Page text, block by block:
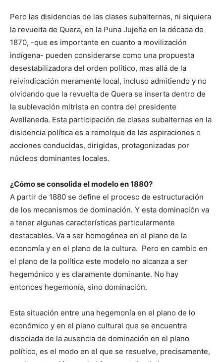
Pero las disidencias de las clases subalternas, ni siquiera
la revuelta de Quera, en la Puna Jujeña en la década de
1870, -que es importante en cuanto a movilización
indígena- pueden considerarse como una propuesta
desestabilizadora del orden político, mas allá de la
reivindicación meramente local, incluso admitiendo y no
olvidando que la revuelta de Quera se inserta dentro de
la sublevación mitrista en contra del presidente
Avellaneda. Esta participación de clases subalternas en la
disidencia política es a remolque de las aspiraciones o
acciones conducidas, dirigidas, protagonizadas por
núcleos dominantes locales.
¿Cómo se consolida el modelo en 1880?
A partir de 1880 se define el proceso de estructuración
de los mecanismos de dominación. Y esta dominación va
a tener algunas características particularmente
destacables. Va a ser homogénea en el plano de la
economía y en el plano de la cultura. Pero en cambio en
el plano de la política este modelo no alcanza a ser
hegemónico y es claramente dominante. No hay
entonces hegemonía, sino dominación.
Esta situación entre una hegemonía en el plano de lo
económico y en el plano cultural que se encuentra
disociada de la ausencia de dominación en el plano
político, es el modo en el que se resuelve, precisamente,